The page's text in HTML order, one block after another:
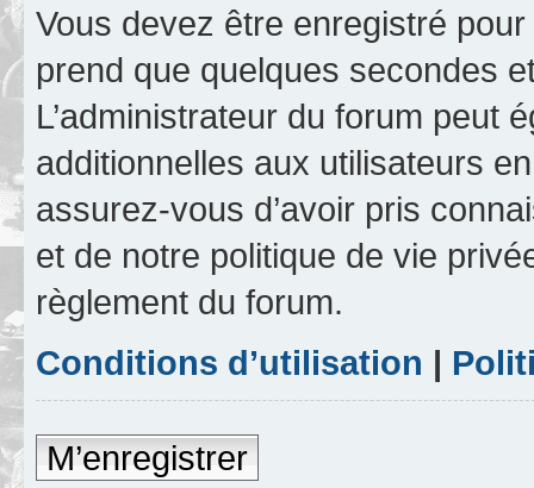
Vous devez être enregistré
prend que quelques secondes
L’administrateur du forum peut
additionnelles aux utilisateurs
assurez-vous d’avoir pris
et de notre politique de vie
règlement du forum.
Conditions d’utilisation |
M’enregistrer